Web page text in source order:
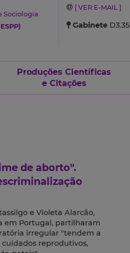
Sociologia
[ VER E-MAIL ]
GabineteD3.35
Produções Científicas
e Citações
de aborto".
e Violeta Alarcão,
em Portugal, partilharam
irregular "tendem a
reprodutivos,